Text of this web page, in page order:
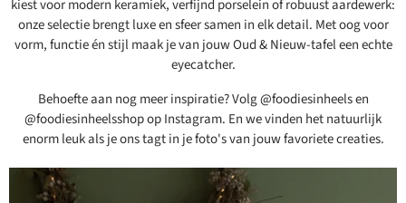
kiest voor modern keramiek, verfijnd porselein of robuust aardewerk:
onze selectie brengt luxe en sfeer samen in elk detail. Met oog voor
vorm, functie én stijl maak je van jouw Oud & Nieuw-tafel een echte
eyecatcher.
Behoefte aan nog meer inspiratie? Volg @foodiesinheels en
@foodiesinheelsshop op Instagram. En we vinden het natuurlijk
enorm leuk als je ons tagt in je foto's van jouw favoriete creaties.